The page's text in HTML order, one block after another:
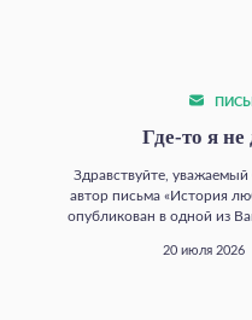
Где‑то я
Здравствуйте,
автор письма «История
опубликован в одной из
20 июля 2026